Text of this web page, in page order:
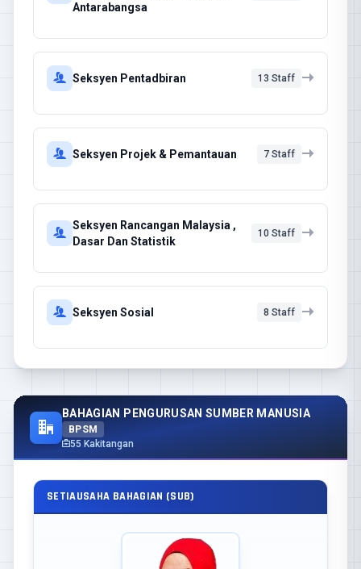
Antarabangsa
Seksyen Pentadbiran 13 Staff
Seksyen Projek & Pemantauan 7 Staff
Seksyen Rancangan Malaysia ,
Dasar Dan Statistik
10 Staff
Seksyen Sosial 8 Staff
BAHAGIAN PENGURUSAN SUMBER MANUSIA
BPSM
55 Kakitangan
SETIAUSAHA BAHAGIAN (SUB)